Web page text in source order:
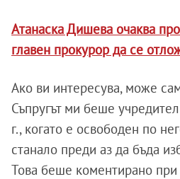
Атанаска Дишева очаква
главен прокурор да се
Ако ви интересува, може
Съпругът ми беше
г., когато е освободен по
станало преди аз да бъда
Това беше коментирано при